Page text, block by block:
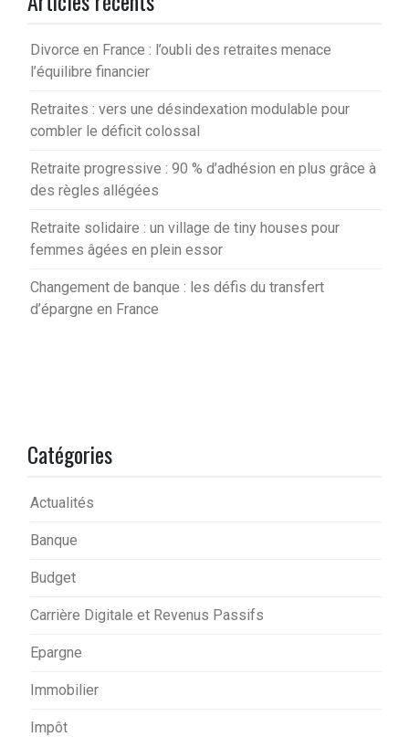
Divorce en France : l’oubli des retraites menace
l’équilibre financier
Retraites : vers une désindexation modulable pour
combler le déficit colossal
Retraite progressive : 90 % d’adhésion en plus grâce à
des règles allégées
Retraite solidaire : un village de tiny houses pour
femmes âgées en plein essor
Changement de banque : les défis du transfert
d’épargne en France
Catégories
Actualités
Banque
Budget
Carrière Digitale et Revenus Passifs
Epargne
Immobilier
Impôt